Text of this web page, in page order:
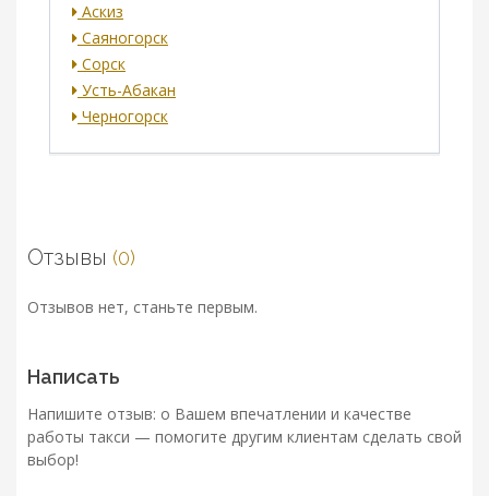
Аскиз
Саяногорск
Сорск
Усть-Абакан
Черногорск
Отзывы (0)
Отзывов нет, станьте первым.
Написать
Напишите отзыв: о Вашем впечатлении и качестве
работы такси — помогите другим клиентам сделать свой
выбор!